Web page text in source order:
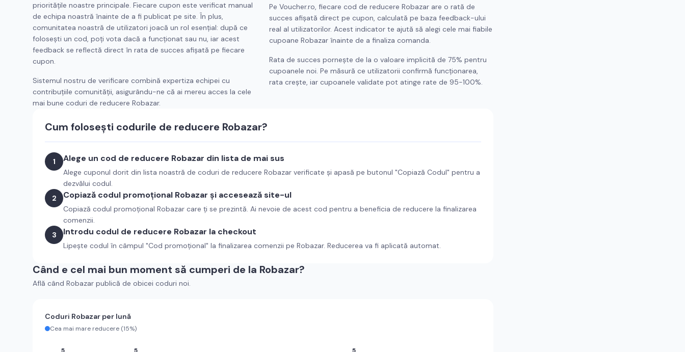
prioritățile noastre principale. Fiecare cupon este verificat manual
de echipa noastră înainte de a fi publicat pe site. În plus,
comunitatea noastră de utilizatori joacă un rol esențial: după ce
folosești un cod, poți vota dacă a funcționat sau nu, iar acest
feedback se reflectă direct în rata de succes afișată pe fiecare
cupon.
Sistemul nostru de verificare combină expertiza echipei cu
contribuțiile comunității, asigurându-ne că ai mereu acces la cele
mai bune coduri de reducere Robazar.
Pe Voucher.ro, fiecare cod de reducere Robazar are o rată de
succes afișată direct pe cupon, calculată pe baza feedback-ului
real al utilizatorilor. Acest indicator te ajută să alegi cele mai fiabile
cupoane Robazar înainte de a finaliza comanda.
Rata de succes pornește de la o valoare implicită de 75% pentru
cupoanele noi. Pe măsură ce utilizatorii confirmă funcționarea,
rata crește, iar cupoanele validate pot atinge rate de 95-100%.
Cum folosești codurile de reducere Robazar?
1 Alege un cod de reducere Robazar din lista de mai sus
Alege cuponul dorit din lista noastră de coduri de reducere Robazar verificate și apasă pe butonul "Copiază Codul" pentru a
dezvălui codul.
2
Copiază codul promoțional Robazar și accesează site-ul
Copiază codul promoțional Robazar care ți se prezintă. Ai nevoie de acest cod pentru a beneficia de reducere la finalizarea
comenzii.
3
Introdu codul de reducere Robazar la checkout
Lipește codul în câmpul "Cod promoțional" la finalizarea comenzii pe Robazar. Reducerea va fi aplicată automat.
Când e cel mai bun moment să cumperi de la Robazar?
Află când Robazar publică de obicei coduri noi.
Coduri Robazar per lună
Cea mai mare reducere (15%)